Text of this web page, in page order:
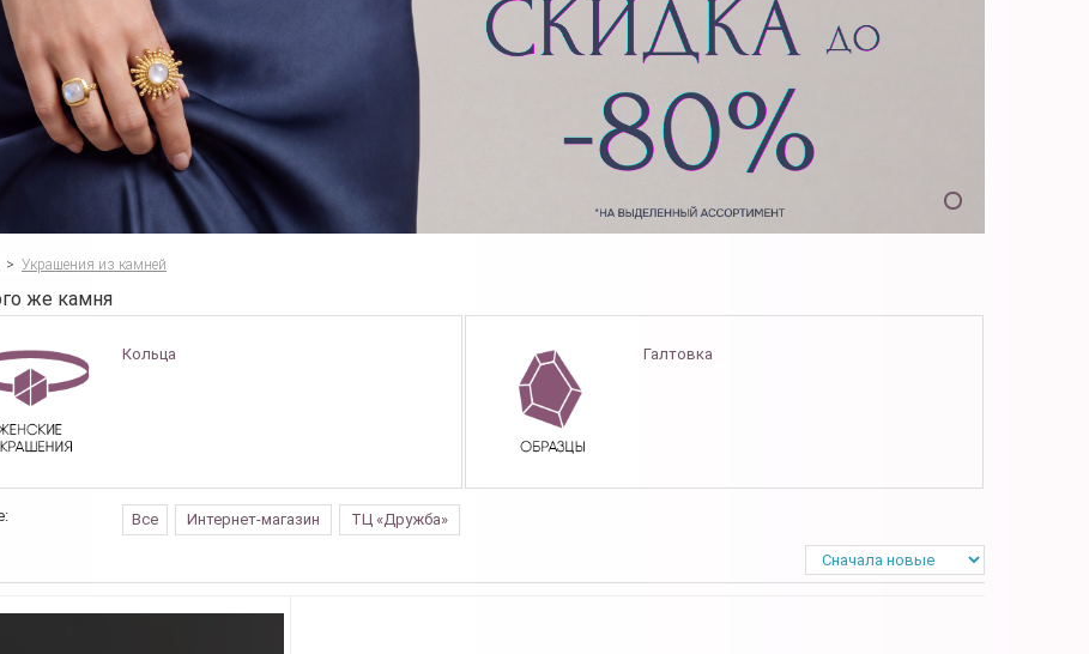
> Украшения из камней
же камня
Кольца Галтовка
Все Интернет-магазин ТЦ «Дружба»